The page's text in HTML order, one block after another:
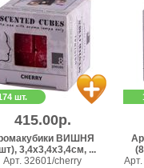
шт.
415.00р.
ВИШНЯ
3,4х3,4х3,4см, ...
Арт. 32601/cherry